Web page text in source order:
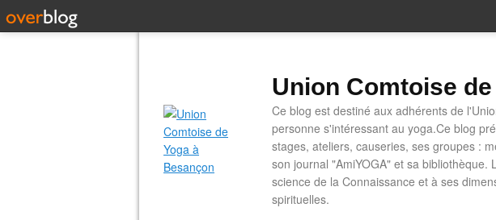
Union Comtoise
Ce blog est destiné aux adhérents de
personne s'intéressant au yoga.Ce blog
stages, ateliers, causeries, ses groupes :
son journal "AmiYOGA" et sa
science de la Connaissance et à ses
spirituelles.